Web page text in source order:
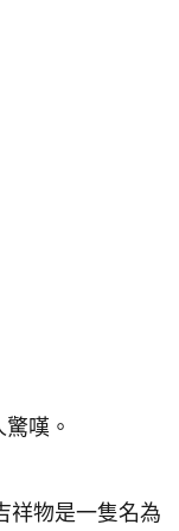
嘆。
祥物是一隻名為